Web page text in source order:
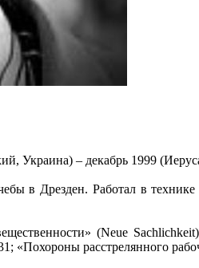
Украина) – декабрь 1999
в Дрезден. Работал в
(Neue
«Похороны расстрелянного